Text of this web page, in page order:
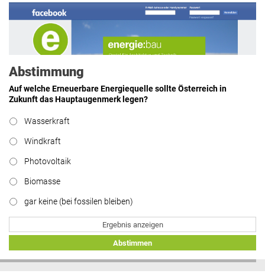
Roland Mösl: „Man wollte wohl
Kasse machen statt neue Produkte
erfinden.“ lesen
Hier geht’s zu allen Kommentaren
Abstimmung
Auf welche Erneuerbare Energiequelle sollte Österreich in
Zukunft das Hauptaugenmerk legen?
Wasserkraft
Windkraft
Photovoltaik
Biomasse
gar keine (bei fossilen bleiben)
Ergebnis anzeigen
Abstimmen